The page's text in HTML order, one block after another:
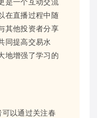
在直播过程中随
其他投资者分享
同提高交易水
地增强了学习的
以通过关注春